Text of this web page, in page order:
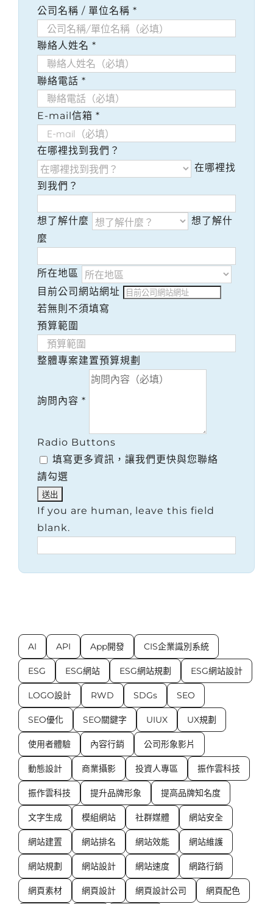
公司名稱 / 單位名稱 *
聯絡人姓名 *
聯絡電話 *
E-mail信箱 *
在哪裡找到我們？
在哪裡找
到我們？
想了解什麼
想了解什
麼
所在地區
目前公司網站網址
若無則不須填寫
預算範圍
整體專案建置預算規劃
詢問內容 *
Radio Buttons
填寫更多資訊，讓我們更快與您聯絡
請勾選
If you are human, leave this field
blank.
AI API App開發 CIS企業識別系統
ESG ESG網站 ESG網站規劃 ESG網站設計
LOGO設計 RWD SDGs SEO
SEO優化 SEO關鍵字 UIUX UX規劃
使用者體驗 內容行銷 公司形象影片
動態設計 商業攝影 投資人專區 振作雲科技
振作雲科技 提升品牌形象 提高品牌知名度
文字生成 模組網站 社群媒體 網站安全
網站建置 網站排名 網站效能 網站維護
網站規劃 網站設計 網站速度 網路行銷
網頁素材 網頁設計 網頁設計公司 網頁配色